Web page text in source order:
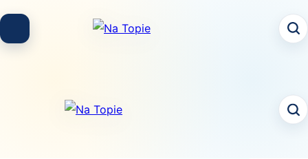
content